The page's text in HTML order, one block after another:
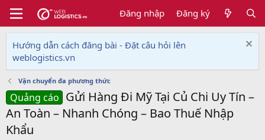
Đăng nhập Đăng ký
Hướng dẫn cách đăng bài - Đặt câu hỏi lên
weblogistics.vn
Vận chuyển đa phương thức
Quảng cáo Gửi Hàng Đi Mỹ Tại Củ Chi Uy Tín –
An Toàn – Nhanh Chóng – Bao Thuế Nhập
Khẩu